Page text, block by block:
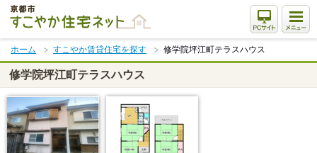
本
文
ま
で
ス
キ
プ
ホーム すこやか賃貸住宅を探す 修学院坪江町テラスハウス
修学院坪江町テラスハウス